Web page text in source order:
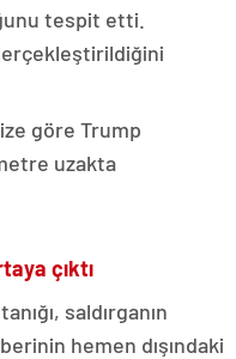
tespit etti.
göre Trump
uzakta
çıktı
saldırganın
hemen dışındaki